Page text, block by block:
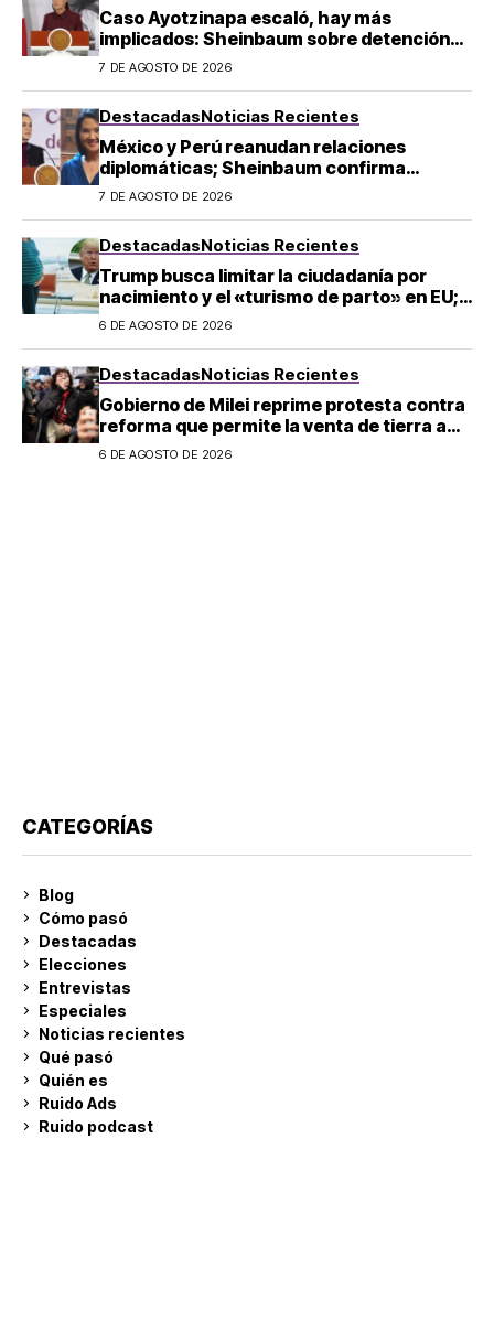
Caso Ayotzinapa escaló, hay más
implicados: Sheinbaum sobre detención
de Ángel Aguirre
7 DE AGOSTO DE 2026
DestacadasNoticias Recientes
México y Perú reanudan relaciones
diplomáticas; Sheinbaum confirma
llegada de Betssy Chávez al país
7 DE AGOSTO DE 2026
DestacadasNoticias Recientes
Trump busca limitar la ciudadanía por
nacimiento y el «turismo de parto» en EU;
¿a quién afecta?
6 DE AGOSTO DE 2026
DestacadasNoticias Recientes
Gobierno de Milei reprime protesta contra
reforma que permite la venta de tierra a
extranjeros en Argentina
6 DE AGOSTO DE 2026
CATEGORÍAS
Blog
Cómo pasó
Destacadas
Elecciones
Entrevistas
Especiales
Noticias recientes
Qué pasó
Quién es
Ruido Ads
Ruido podcast